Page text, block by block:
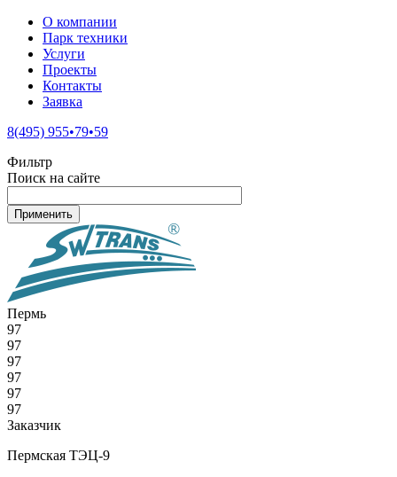
О компании
Парк техники
Услуги
Проекты
Контакты
Заявка
8(495) 955•79•59
Фильтр
Поиск на сайте
Пермь
97
97
97
97
97
97
Заказчик
Пермская ТЭЦ-9